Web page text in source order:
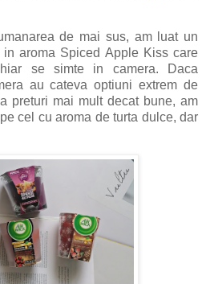
de mai sus, am luat un
aroma Spiced Apple Kiss care
se simte in camera. Daca
au cateva optiuni extrem de
preturi mai mult decat bune, am
cel cu aroma de turta dulce, dar